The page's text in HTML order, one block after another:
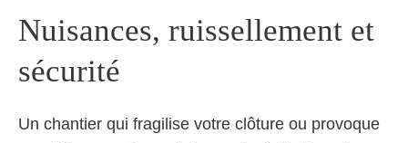
Nuisances, ruissellement et
sécurité
Un chantier qui fragilise votre clôture ou provoque